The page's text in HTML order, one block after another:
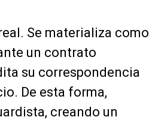
Se materializa como
un contrato
su correspondencia
De esta forma,
creando un